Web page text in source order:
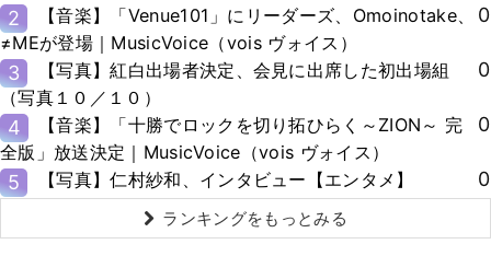
2
【音楽】「Venue101」にリーダーズ、Omoinotake、
≠MEが登場｜MusicVoice（vois ヴォイス）
0
3
【写真】紅白出場者決定、会見に出席した初出場組
（写真１０／１０）
0
4
【音楽】「十勝でロックを切り拓ひらく～ZION～ 完
全版」放送決定｜MusicVoice（vois ヴォイス）
0
5 【写真】仁村紗和、インタビュー【エンタメ】 0
ランキングをもっとみる